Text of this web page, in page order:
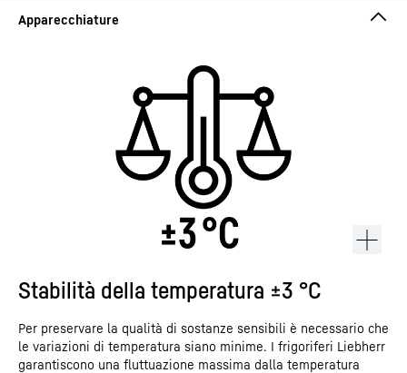
Stabilità della temperatura ±3 °C
Per preservare la qualità di sostanze sensibili è necessario che
le variazioni di temperatura siano minime. I frigoriferi Liebherr
garantiscono una fluttuazione massima dalla temperatura